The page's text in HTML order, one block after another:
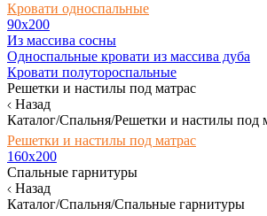
Кровати односпальные
90х200
Из массива сосны
Односпальные кровати из массива дуба
Кровати полутороспальные
Решетки и настилы под матрас
Назад
Каталог/Спальня/Решетки и настилы под
Решетки и настилы под матрас
160х200
Спальные гарнитуры
Назад
Каталог/Спальня/Спальные гарнитуры